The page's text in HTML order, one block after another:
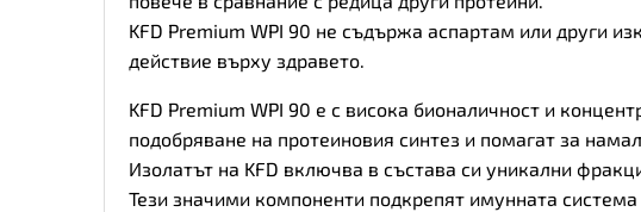
KFD Premium WPI 90 не съдържа аспартам или други
действие върху здравето.
KFD Premium WPI 90 е с висока бионаличност и
подобряване на протеиновия синтез и помагат за
Изолатът на KFD включва в състава си уникални
Тези значими компоненти подкрепят имунната